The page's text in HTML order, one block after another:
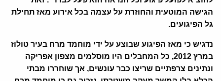
הגישה המוטעית והחוזרת על עצמה בכל אירוע מאז תחילת
גל הפיגועים.
נדגיש כי מאז הפיגוע שבוצע על ידי מוחמד מרח בעיר טולוז
ב
מרץ 2012, כל המחבלים היו מוסלמים מצפון אפריקה
ונתינים צרפתיים שריצו כבר עונשים, אך שוחררו מבתי